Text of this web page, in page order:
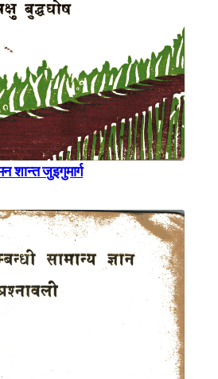
शान्त जुइगुमार्ग